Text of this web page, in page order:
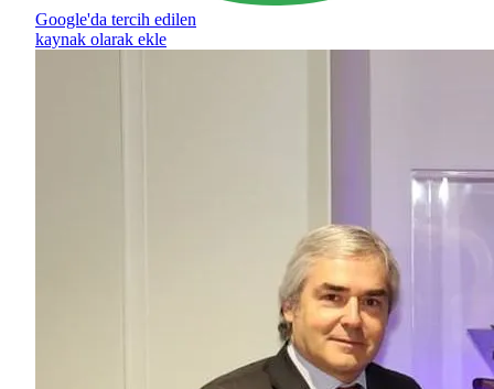
Google'da tercih edilen
kaynak olarak ekle